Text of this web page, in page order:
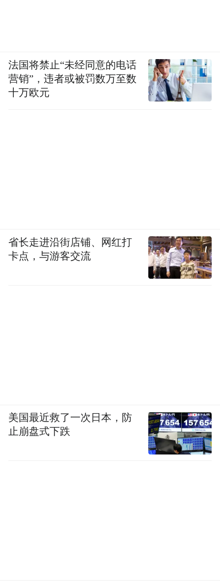
法国将禁止“未经同意的电话
营销”，违者或被罚数万至数
十万欧元
省长走进沿街店铺、网红打
卡点，与游客交流
美国最近救了一次日本，防
止崩盘式下跌